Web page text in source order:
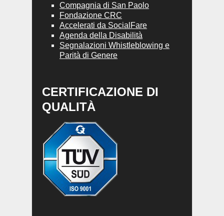
Compagnia di San Paolo
Fondazione CRC
Accelerati da SocialFare
Agenda della Disabilità
Segnalazioni Whistleblowing e
Parità di Genere
CERTIFICAZIONE DI
QUALITÀ